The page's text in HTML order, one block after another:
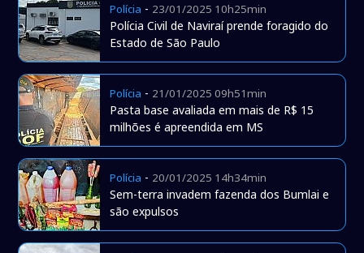
Polícia - 23/01/2025 10h25min
Polícia Civil de Naviraí prende foragido do
Estado de São Paulo
Polícia - 21/01/2025 09h51min
Pasta base avaliada em mais de R$ 15
milhões é apreendida em MS
Polícia - 20/01/2025 14h34min
Sem-terra invadem fazenda dos Bumlai e
são expulsos